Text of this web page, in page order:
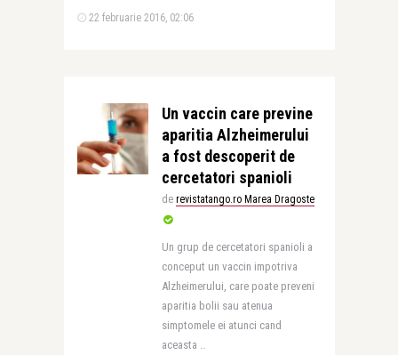
22 februarie 2016, 02:06
Un vaccin care previne
aparitia Alzheimerului
a fost descoperit de
cercetatori spanioli
de revistatango.ro Marea Dragoste
Un grup de cercetatori spanioli a
conceput un vaccin impotriva
Alzheimerului, care poate preveni
aparitia bolii sau atenua
simptomele ei atunci cand
aceasta ..